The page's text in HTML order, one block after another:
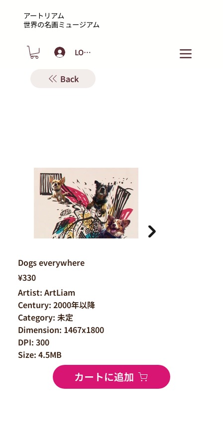
アートリアム
​世界の名画ミュージアム
LOGIN
Back
¥330
Artist: ArtLiam
Century: 2000年以降
Category: 未定
Dimension: 1467x1800
DPI: 300
Size: 4.5MB
カートに追加
Dogs everywhere